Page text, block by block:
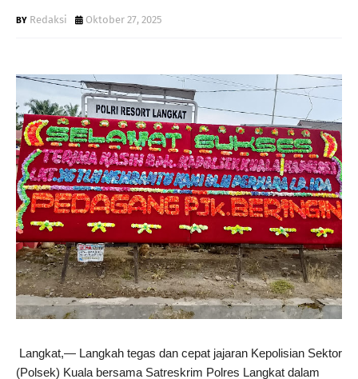
Redaksi Oktober 27, 2025
Langkat,— Langkah tegas dan cepat jajaran Kepolisian Sektor
(Polsek) Kuala bersama Satreskrim Polres Langkat dalam